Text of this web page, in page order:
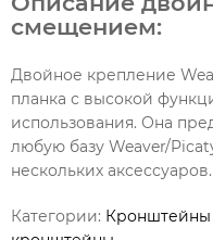
смещением:
Двойное крепление
планка с высокой
использования. Она
любую базу Weaver/
нескольких аксессуаров.
Категории: Кронштейны